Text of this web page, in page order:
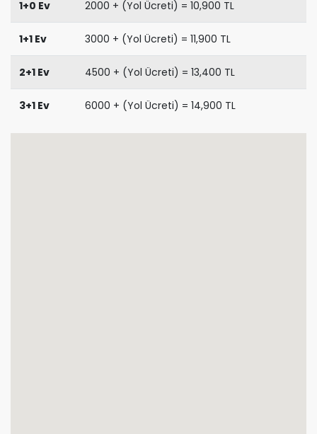
1+0 Ev 2000 + (Yol Ücreti) = 10,900 TL
1+1 Ev 3000 + (Yol Ücreti) = 11,900 TL
2+1 Ev 4500 + (Yol Ücreti) = 13,400 TL
3+1 Ev 6000 + (Yol Ücreti) = 14,900 TL